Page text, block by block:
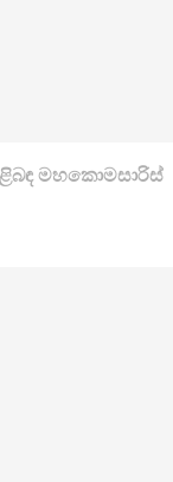
මහකොමසාරිස්